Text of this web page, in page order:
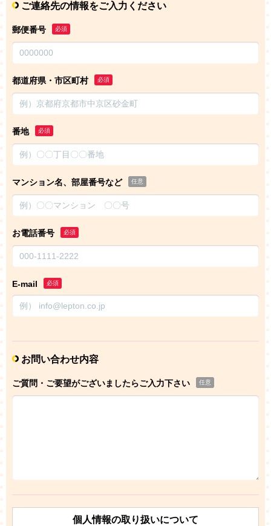
ご連絡先の情報をご入力ください
郵便番号 必須
都道府県・市区町村 必須
番地 必須
マンション名、部屋番号など 任意
お電話番号 必須
E-mail 必須
お問い合わせ内容
ご質問・ご要望がございましたらご入力下さい 任意
個人情報の取り扱いについて